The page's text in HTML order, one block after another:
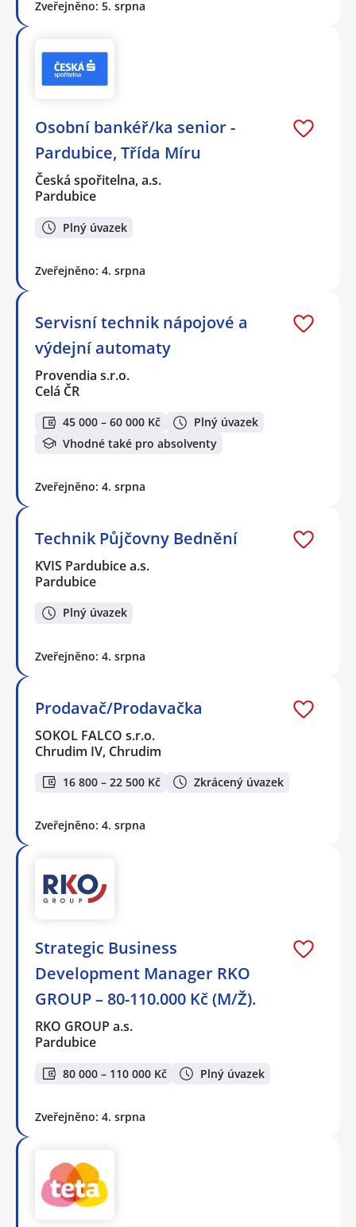
Zveřejněno: 5. srpna
Osobní bankéř/ka senior -
Pardubice, Třída Míru
Česká spořitelna, a.s.
Pardubice
Plný úvazek
Zveřejněno: 4. srpna
Servisní technik nápojové a
výdejní automaty
Provendia s.r.o.
Celá ČR
45 000 – 60 000 Kč
Plný úvazek
Vhodné také pro absolventy
Zveřejněno: 4. srpna
Technik Půjčovny Bednění
KVIS Pardubice a.s.
Pardubice
Plný úvazek
Zveřejněno: 4. srpna
Prodavač/Prodavačka
SOKOL FALCO s.r.o.
Chrudim IV, Chrudim
16 800 – 22 500 Kč Zkrácený úvazek
Zveřejněno: 4. srpna
Strategic Business
Development Manager RKO
GROUP – 80-110.000 Kč (M/Ž).
RKO GROUP a.s.
Pardubice
80 000 – 110 000 Kč Plný úvazek
Zveřejněno: 4. srpna